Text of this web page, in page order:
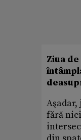
Ziua
fără